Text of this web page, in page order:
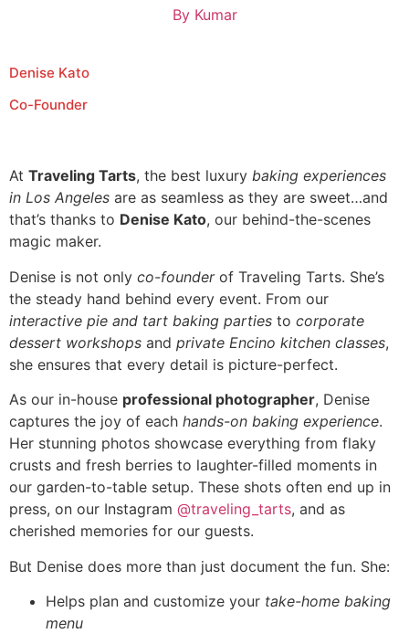
ByKumar
Denise Kato
Co-Founder
At Traveling Tarts, the best luxury baking experiences
in Los Angeles are as seamless as they are sweet…and
that’s thanks to Denise Kato, our behind-the-scenes
magic maker.
Denise is not only co-founderof Traveling Tarts. She’s
the steady hand behind every event. From our
interactive pie and tart baking parties to corporate
dessert workshops and private Encino kitchen classes,
she ensures that every detail is picture-perfect.
As our in-house professional photographer, Denise
captures the joy of each hands-on baking experience.
Her stunning photos showcase everything from flaky
crusts and fresh berries to laughter-filled moments in
our garden-to-table setup. These shots often end up in
press, on our Instagram @traveling_tarts, and as
cherished memories for our guests.
But Denise does more than just document the fun. She:
Helps plan and customize your take-home baking
menu